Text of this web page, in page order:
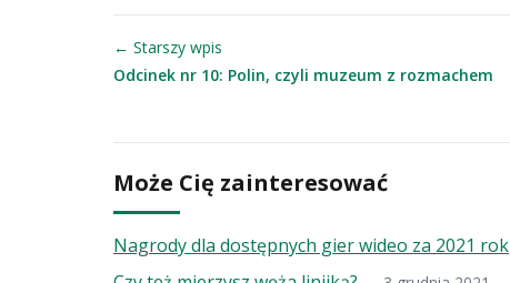
← Starszy wpis
Odcinek nr 10: Polin, czyli muzeum z rozmachem
Może Cię zainteresować
Nagrody dla dostępnych gier wideo za 2021 rok